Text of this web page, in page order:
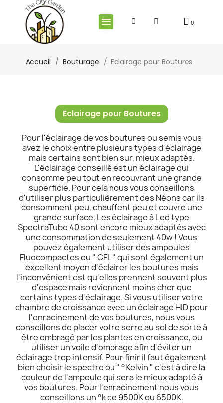
Accueil Bouturage Eclairage pour Boutures
Eclairage pour Boutures
Pour l'éclairage de vos boutures ou semis vous
avez le choix entre plusieurs types d'éclairage
mais certains sont bien sur, mieux adaptés.
L'éclairage conseillé est un éclairage qui
consomme peu tout en recouvrant une grande
superficie. Pour cela nous vous conseillons
d'utiliser plus particulièrement des Néons car ils
consomment peu, chauffent peu et couvre une
grande surface. Les éclairage à Led type
SpectraTube 40 sont encore mieux adaptés avec
une consommation de seulement 40w ! Vous
pouvez également utiliser des ampoules
Fluocompactes ou " CFL " qui sont également un
excellent moyen d'éclairer les boutures mais
l'inconvénient est qu'elles prennent souvent plus
d'espace mais reviennent moins cher que
certains types d'éclairage. Si vous utiliser votre
chambre de croissance avec un éclairage HID pour
l'enracinement de vos boutures, nous vous
conseillons de placer votre serre au sol de sorte à
être ombragé par les plantes en croissance, ou
utiliser un voile d'ombrage afin d'éviter un
éclairage trop intensif. Pour finir il faut également
bien choisir le spectre ou " °Kelvin " c'est à dire la
couleur de l'ampoule qui sera le mieux adapté à
vos boutures. Pour l'enracinement nous vous
conseillons un °k de 9500K ou 6500K.